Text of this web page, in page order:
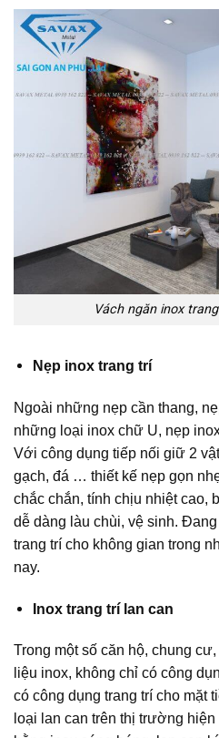
Vách ngăn inox
Nẹp inox trang trí
Ngoài những nẹp cần thang,
những loại inox chữ U, nẹp
Với công dụng tiếp nối giữ 2
gạch, đá … thiết kế nẹp gọn
chắc chắn, tính chịu nhiệt cao,
dễ dàng làu chùi, vệ sinh.
trang trí cho không gian trong
nay.
Inox trang trí lan can
Trong một số căn hộ, chung
liệu inox, không chỉ có công
có công dụng trang trí cho mặt
loại lan can trên thị trường